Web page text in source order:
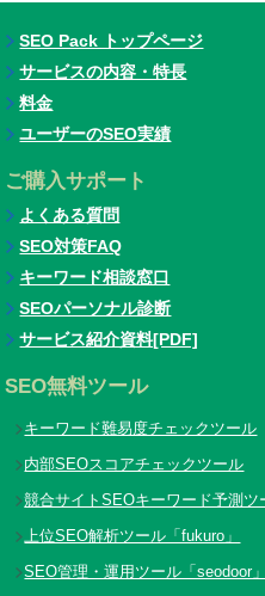
SEO Pack トップページ
サービスの内容・特長
料金
ユーザーのSEO実績
ご購入サポート
よくある質問
SEO対策FAQ
キーワード相談窓口
SEOパーソナル診断
サービス紹介資料[PDF]
SEO無料ツール
キーワード難易度チェックツール
内部SEOスコアチェックツール
競合サイトSEOキーワード予測ツ
上位SEO解析ツール「fukuro」
SEO管理・運用ツール「seodoor」